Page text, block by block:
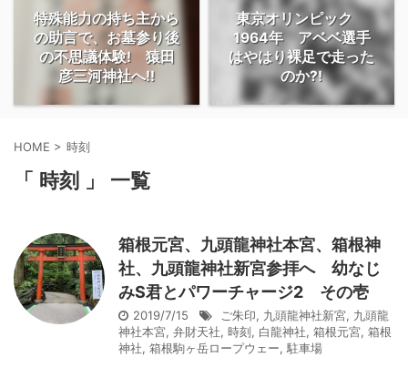
特殊能力の持ち主から
の助言で、お墓参り後
の不思議体験! 猿田
彦三河神社へ!!
東京オリンピック
1964年 アベベ選手
はやはり裸足で走った
のか?!
HOME > 時刻
「 時刻 」 一覧
箱根元宮、九頭龍神社本宮、箱根神
社、九頭龍神社新宮参拝へ 幼なじ
みS君とパワーチャージ2 その壱
2019/7/15 ご朱印, 九頭龍神社新宮, 九頭龍
神社本宮, 弁財天社, 時刻, 白龍神社, 箱根元宮, 箱根
神社, 箱根駒ヶ岳ロープウェー, 駐車場